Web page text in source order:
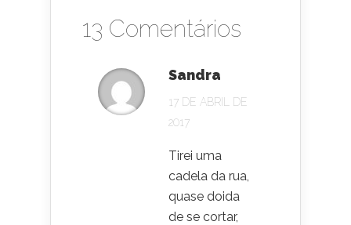
13 Comentários
Sandra
17 DE ABRIL DE
2017
Tirei uma
cadela da rua,
quase doida
de se cortar,